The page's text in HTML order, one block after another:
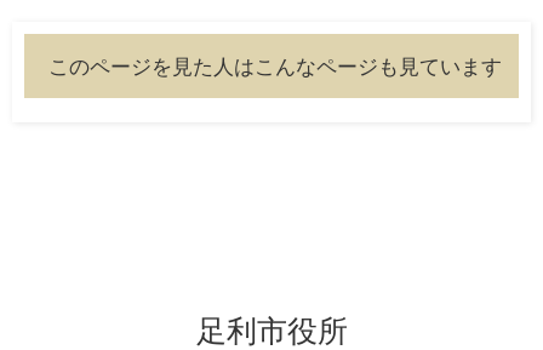
このページを見た人はこんなページも見ています
足利市役所